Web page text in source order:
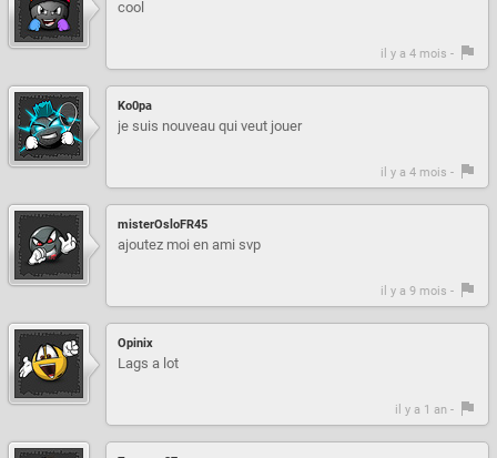
cool
il y a 4 mois -
Ko0pa
je suis nouveau qui veut jouer
il y a 4 mois -
misterOsloFR45
ajoutez moi en ami svp
il y a 9 mois -
Opinix
Lags a lot
il y a 1 an -